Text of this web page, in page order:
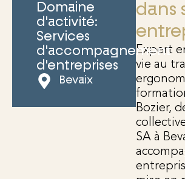
dans
Expert
vie au
Bozier,
SA à
Domaine
d'activité:
Services
d'accompagnement
d'entreprises
Bevaix